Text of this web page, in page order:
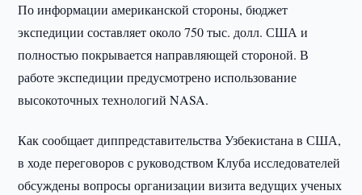
По информации американской стороны, бюджет
экспедиции составляет около 750 тыс. долл. США и
полностью покрывается направляющей стороной. В
работе экспедиции предусмотрено использование
высокоточных технологий NASA.
Как сообщает диппредставительства Узбекистана в США,
в ходе переговоров с руководством Клуба исследователей
обсуждены вопросы организации визита ведущих ученых